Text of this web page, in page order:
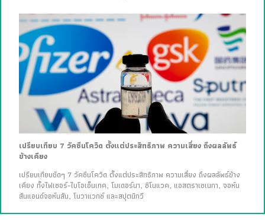
เปรียบเทียบ 7 วัคซีนโควิด ตั้งแต่ประสิทธิภาพ ความเสี่ยง ถึงผลลัพธ์
ข้างเคียง
เปรียบเทียบชัดๆ 7 วัคซีนโควิด ตั้งแต่ประสิทธิภาพ ความเสี่ยง ถึงผลลัพธ์ข้าง
เคียง ทั้งไฟเซอร์-ไบโอเอ็นเทค, โมเดอร์นา, ซิโนแวค, แอสตราเซเนกา, จอห์น
สันแอนด์จอห์นสัน, โนวาแวกซ์ และสปุตนิกวี